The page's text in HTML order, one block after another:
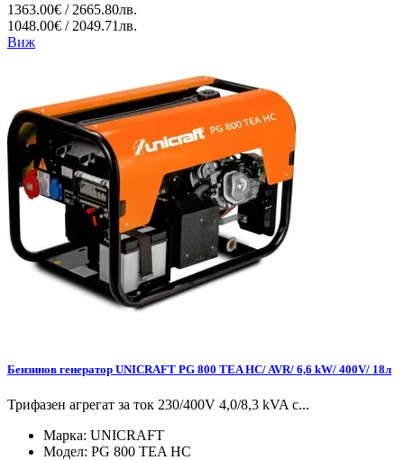
1363.00€ / 2665.80лв.
1048.00€ / 2049.71лв.
Виж
Бензинов генератор UNICRAFT PG 800 TEA HC/ AVR/ 6,6 kW/ 400V/ 18л
Трифазен агрегат за ток 230/400V 4,0/8,3 kVA с...
Марка: UNICRAFT
Модел: PG 800 TEA HC